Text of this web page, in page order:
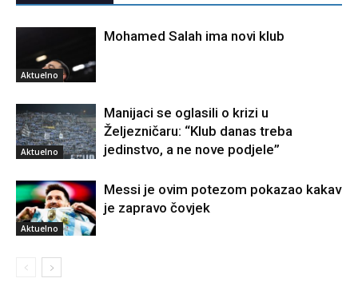
Aktuelno
Mohamed Salah ima novi klub
Aktuelno
Manijaci se oglasili o krizi u
Željezničaru: “Klub danas treba
jedinstvo, a ne nove podjele”
Aktuelno
Messi je ovim potezom pokazao kakav
je zapravo čovjek